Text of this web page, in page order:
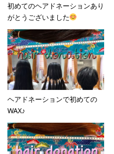
初めてのヘアドネーションあり
がとうございました
ヘアドネーションで初めての
WAX♪